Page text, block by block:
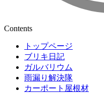
Contents
トップページ
ブリキ日記
ガルバリウム
雨漏り解決隊
カーポート屋根材